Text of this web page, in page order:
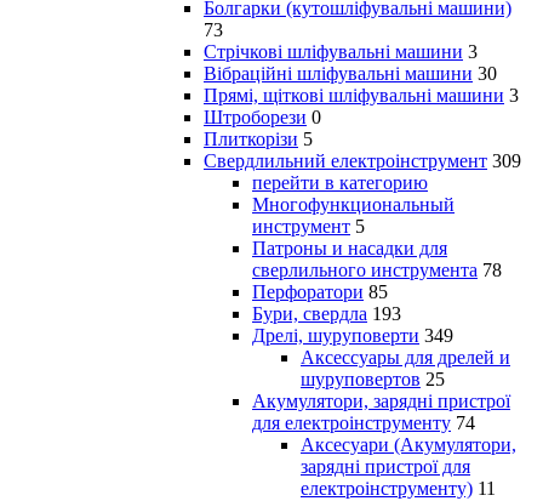
Болгарки (кутошліфувальні машини)
73
Стрічкові шліфувальні машини 3
Вібраційні шліфувальні машини 30
Прямі, щіткові шліфувальні машини 3
Штроборези 0
Плиткорізи 5
Свердлильний електроінструмент 309
перейти в категорию
Многофункциональный
инструмент 5
Патроны и насадки для
сверлильного инструмента 78
Перфоратори 85
Бури, свердла 193
Дрелі, шуруповерти 349
Аксессуары для дрелей и
шуруповертов 25
Акумулятори, зарядні пристрої
для електроінструменту 74
Аксесуари (Акумулятори,
зарядні пристрої для
електроінструменту) 11